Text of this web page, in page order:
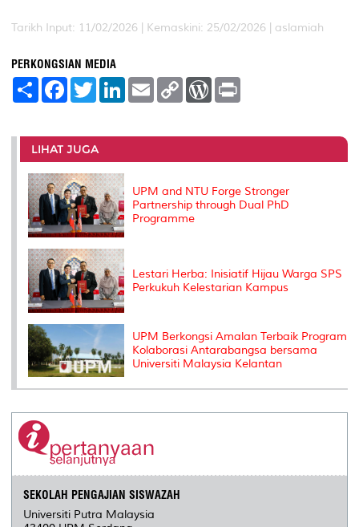
Tarikh Input: 11/02/2026 | Kemaskini: 25/02/2026 | aslamiah
PERKONGSIAN MEDIA
S
e
F
a
b
o
o
k
T
w
t
e
r
L
e
I
E
m
l
C
L
n
W
P
e
s
t
LIHAT JUGA
UPM and NTU Forge Stronger
Partnership through Dual PhD
Programme
Lestari Herba: Inisiatif Hijau Warga SPS
Perkukuh Kelestarian Kampus
UPM Berkongsi Amalan Terbaik Program
Kolaborasi Antarabangsa bersama
Universiti Malaysia Kelantan
SEKOLAH PENGAJIAN SISWAZAH
Universiti Putra Malaysia